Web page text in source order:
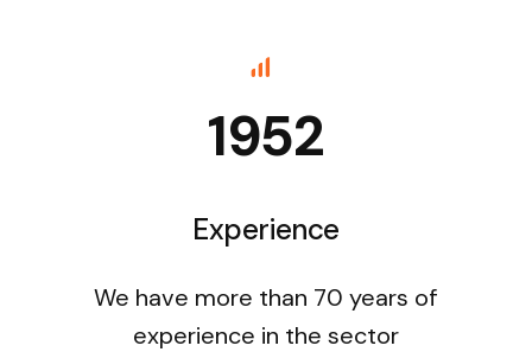
1952
Experience
We have more than 70 years of
experience in the sector